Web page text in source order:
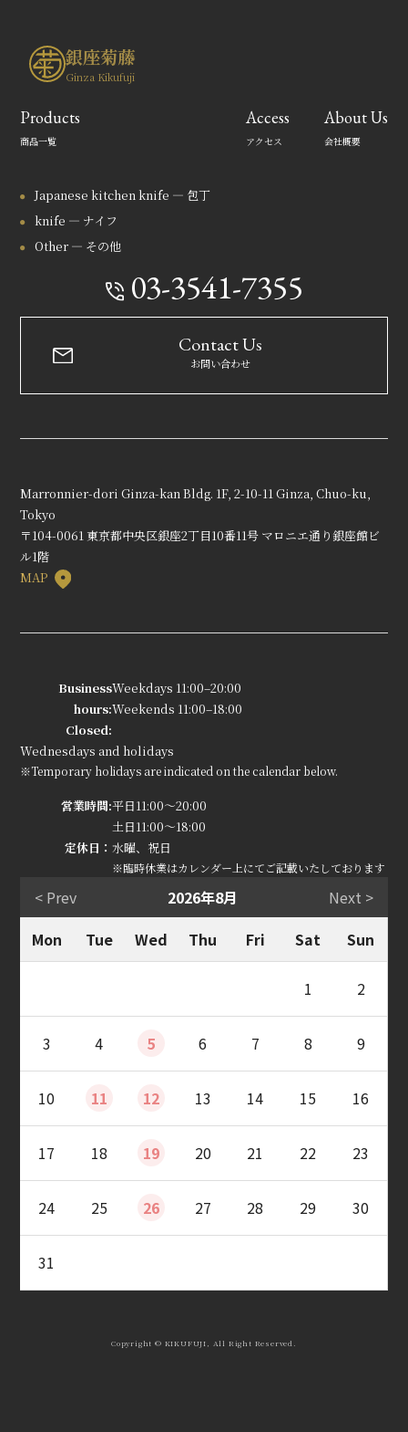
銀座菊藤
Ginza Kikufuji
Products
商品一覧
Japanese kitchen knife — 包丁
knife — ナイフ
Other — その他
Access
アクセス
About Us
会社概要
03-3541-7355
Contact Us
お問い合わせ
Marronnier-dori Ginza-kan Bldg. 1F, 2-10-11 Ginza, Chuo-ku,
Tokyo
〒104-0061 東京都中央区銀座2丁目10番11号 マロニエ通り銀座館ビ
ル1階
MAP
Business
hours:
Weekdays 11:00–20:00
Weekends 11:00–18:00
Closed:
Wednesdays and holidays
※Temporary holidays are indicated on the calendar below.
営業時間:平日11:00～20:00
土日11:00～18:00
定休日：水曜、祝日
※臨時休業はカレンダー上にてご記載いたしております
< Prev 2026年8月
Next >
Mon
Tue Wed Thu Fri Sat Sun
1 2
3 4 5 6 7 8 9
10 11 12 13 14 15 16
17 18 19 20 21 22 23
24 25 26 27 28 29 30
31
Copyright © KIKUFUJI, All Right Reserved.